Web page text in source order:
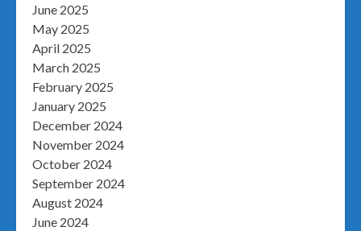
June 2025
May 2025
April 2025
March 2025
February 2025
January 2025
December 2024
November 2024
October 2024
September 2024
August 2024
June 2024